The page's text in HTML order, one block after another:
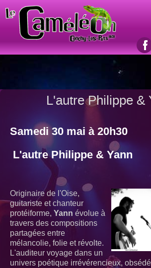
L'autre Philippe &
Samedi 30 mai à 20h30
L'autre Philippe & Yann
Originaire de l'Oise,
guitariste et chanteur
protéiforme, Yann évolue à
travers des compositions
partagées entre
mélancolie, folie et révolte.
L'auditeur voyage dans un
univers poétique irrévérencieux,